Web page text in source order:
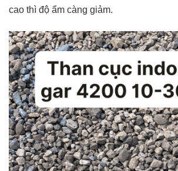
cao thì độ ẩm càng giảm.